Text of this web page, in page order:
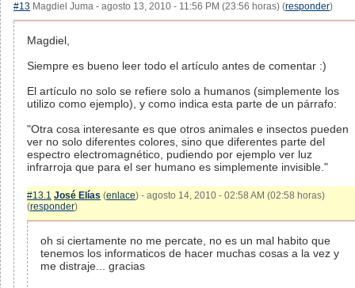
#13 Magdiel Juma - agosto 13, 2010 - 11:56 PM (23:56 horas) (responder)
Magdiel,
Siempre es bueno leer todo el artículo antes de comentar :)
El artículo no solo se refiere solo a humanos (simplemente los
utilizo como ejemplo), y como indica esta parte de un párrafo:
"Otra cosa interesante es que otros animales e insectos pueden
ver no solo diferentes colores, sino que diferentes parte del
espectro electromagnético, pudiendo por ejemplo ver luz
infrarroja que para el ser humano es simplemente invisible."
#13.1 José Elías (enlace) - agosto 14, 2010 - 02:58 AM (02:58 horas)
(responder)
oh si ciertamente no me percate, no es un mal habito que
tenemos los informaticos de hacer muchas cosas a la vez y
me distraje... gracias